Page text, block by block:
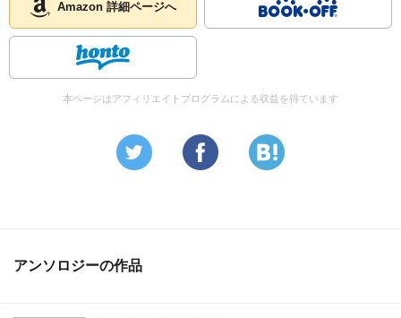
Amazon 詳細ページへ
本ページはアフィリエイトプログラムによる収益を得ています
アンソロジーの作品